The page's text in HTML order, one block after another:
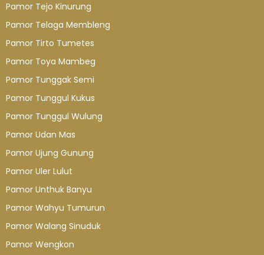
Pamor Tejo Kinurung
Pamor Telaga Membleng
Pamor Tirto Tumetes
Pamor Toya Mambeg
Pamor Tunggak Semi
Pamor Tunggul Kukus
Pamor Tunggul Wulung
Pamor Udan Mas
Pamor Ujung Gunung
Pamor Uler Lulut
Pamor Unthuk Banyu
Pamor Wahyu Tumurun
Pamor Walang Sinuduk
Pamor Wengkon